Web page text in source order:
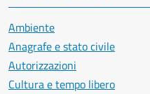
Ambiente
Anagrafe e stato civile
Autorizzazioni
Cultura e tempo libero